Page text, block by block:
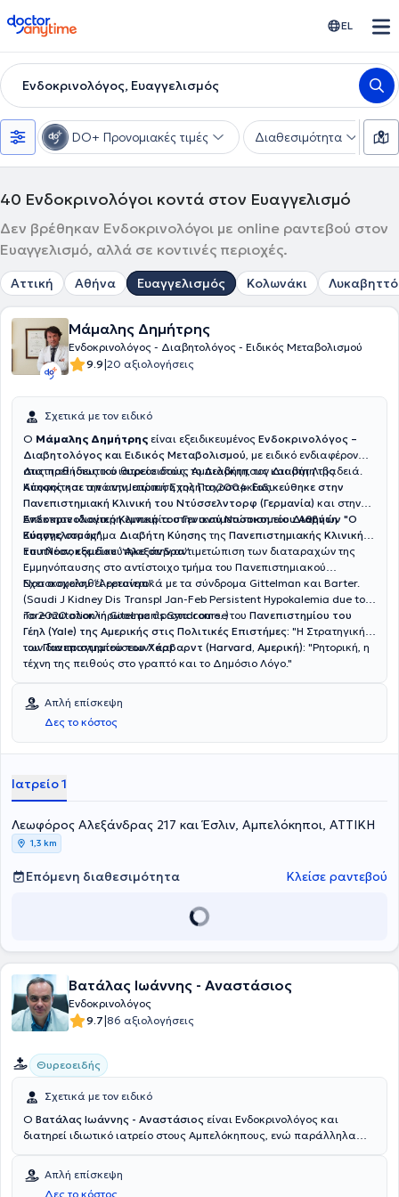
doctoranytime EL
Ενδοκρινολόγος, Ευαγγελισμός
DO+ Προνομιακές τιμές Διαθεσιμότητα
40 Ενδοκρινολόγοι κοντά στον Ευαγγελισμό
Δεν βρέθηκαν Ενδοκρινολόγοι με online ραντεβού στον
Ευαγγελισμό, αλλά σε κοντινές περιοχές.
Αττική Αθήνα Ευαγγελισμός Κολωνάκι
Μάμαλης Δημήτρης
Ενδοκρινολόγος - Διαβητολόγος - Ειδικός Μεταβολισμού
9.9|20 αξιολογήσεις
Σχετικά με τον ειδικό
O Μάμαλης Δημήτρης είναι εξειδικευμένος Ενδοκρινολόγος –
Διαβητολόγος και Ειδικός Μεταβολισμού, με ειδικό ενδιαφέρον
στις παθήσεις του θυρεοειδούς, το Διαβήτη, τον Διαβήτη της
Κύησης και την αντιμετώπιση της Παχυσαρκίας.
Διατηρεί ιδιωτικό ιατρείο στους Αμπελόκηπους και στη Λιβαδειά.
Αποφοίτησε από την Ιατρική Σχολή το 2004.Eιδικεύθηκε στην
Πανεπιστημιακή Κλινική του Ντύσσελντορφ (Γερμανία) και στην
Ενδοκρινολογική Κλινική του Γενικού Νοσοκομείου Αθηνών "Ο
Ευαγγελισμός".
Απέκτησε ιδιαίτερη εμπειρία στην αντιμετώπιση τουΔιαβήτη
Κύησηςστο τμήμα Διαβήτη Κύησης της Πανεπιστημιακής Κλινικής
του Νοσοκομείου “Αλεξάνδρα”.
Επιπλέον, εξειδικεύτηκε στην αντιμετώπιση των διαταραχών της
Εμμηνόπαυσης στο αντίστοιχο τμήμα του Πανεπιστημιακού
Νοσοκομείου “Αρεταίειο”.
Έχει ασχοληθεί ερευνητικά με τα σύνδρομα Gittelman και Barter.
(Saudi J Kidney Dis Transpl Jan-Feb Persistent Hypokalemia due to a
rare mutation in Gitelman's Syndrome.)
Το 2020 ολοκλήρωσε με άριστα course του Πανεπιστημίου του
Γέηλ (Yale) της Αμερικής στις Πολιτικές Επιστήμες: "Η Στρατηγική
των διαπραγματεύσεων" και
τουΠανεπιστημίου του Χάρβαρντ (Harvard, Αμερική): "Ρητορική, η
τέχνη της πειθούς στο γραπτό και το Δημόσιο Λόγο."
Απλή επίσκεψη
Δες το κόστος
Ιατρείο 1
Λεωφόρος Αλεξάνδρας 217 και Έσλιν, Αμπελόκηποι, ΑΤΤΙΚΗ
1,3 km
Επόμενη διαθεσιμότητα Κλείσε ραντεβού
Βατάλας Ιωάννης - Αναστάσιος
Ενδοκρινολόγος
9.7|86 αξιολογήσεις
Θυρεοειδής
Σχετικά με τον ειδικό
Ο Βατάλας Ιωάννης - Αναστάσιος είναι Ενδοκρινολόγος και
διατηρεί ιδιωτικό ιατρείο στους Αμπελόκηπους, ενώ παράλληλα
Τραπέζης. Είναι αριστούχος Διδάκτωρ Ιατρικής του Εθνικού και
Καποδιστριακού Πανεπιστημίου Αθηνών και κατέχει πτυχίο της
Απλή επίσκεψη
Δες το κόστος